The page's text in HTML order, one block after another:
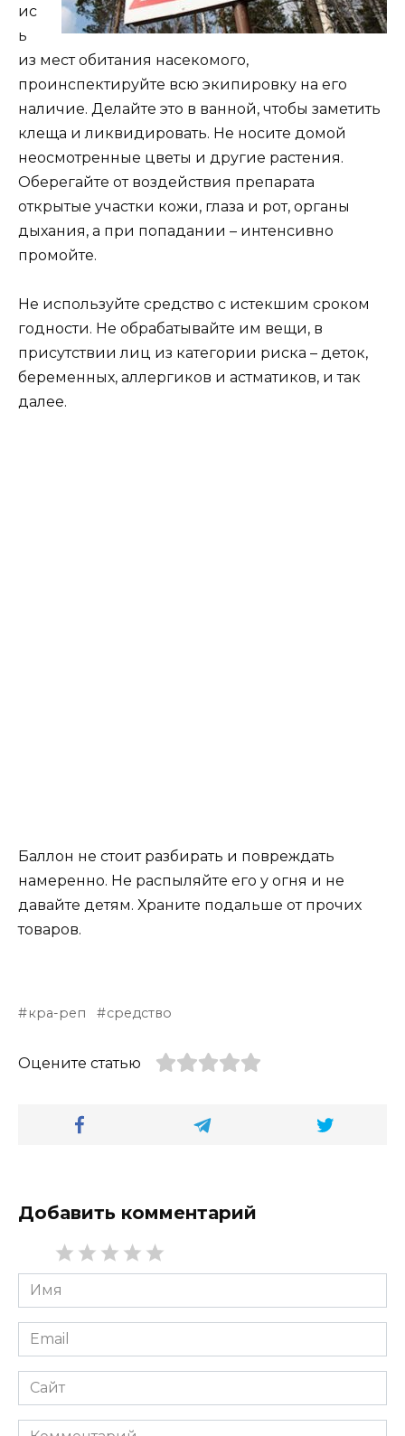
ис
ь
из мест обитания насекомого,
проинспектируйте всю экипировку на его
наличие. Делайте это в ванной, чтобы заметить
клеща и ликвидировать. Не носите домой
неосмотренные цветы и другие растения.
Оберегайте от воздействия препарата
открытые участки кожи, глаза и рот, органы
дыхания, а при попадании – интенсивно
промойте.
Не используйте средство с истекшим сроком
годности. Не обрабатывайте им вещи, в
присутствии лиц из категории риска – деток,
беременных, аллергиков и астматиков, и так
далее.
Баллон не стоит разбирать и повреждать
намеренно. Не распыляйте его у огня и не
давайте детям. Храните подальше от прочих
товаров.
кра-реп средство
Оцените статью
Добавить комментарий
Имя
*
Email
*
Сайт
Комментарий